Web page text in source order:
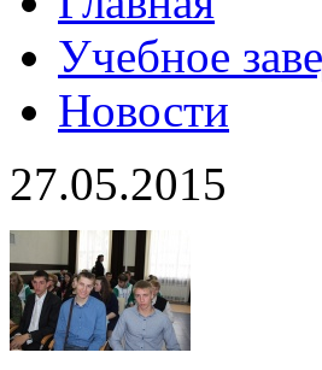
Учебное
Новости
27.05.2015